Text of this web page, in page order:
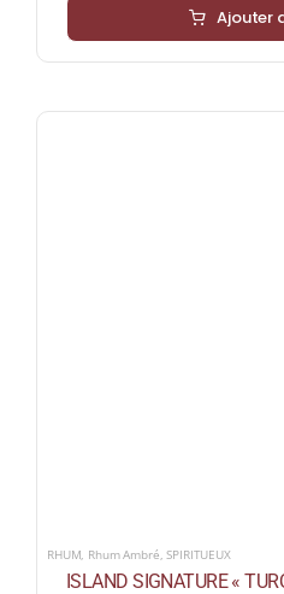
Ajouter
RHUM Rhum Ambré ,SPIRITUEUX
ISLAND SIGNATURE «